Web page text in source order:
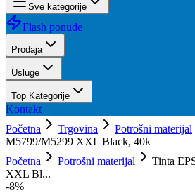
Sve kategorije
Flash ponude
Prodaja
Usluge
Top Kategorije
Kontakt
Početna
Trgovina Potrošni materijal
M5799/M5299 XXL Black, 40k
Početna
Potrošni materijal
Tinta
XXL Bl...
-8%